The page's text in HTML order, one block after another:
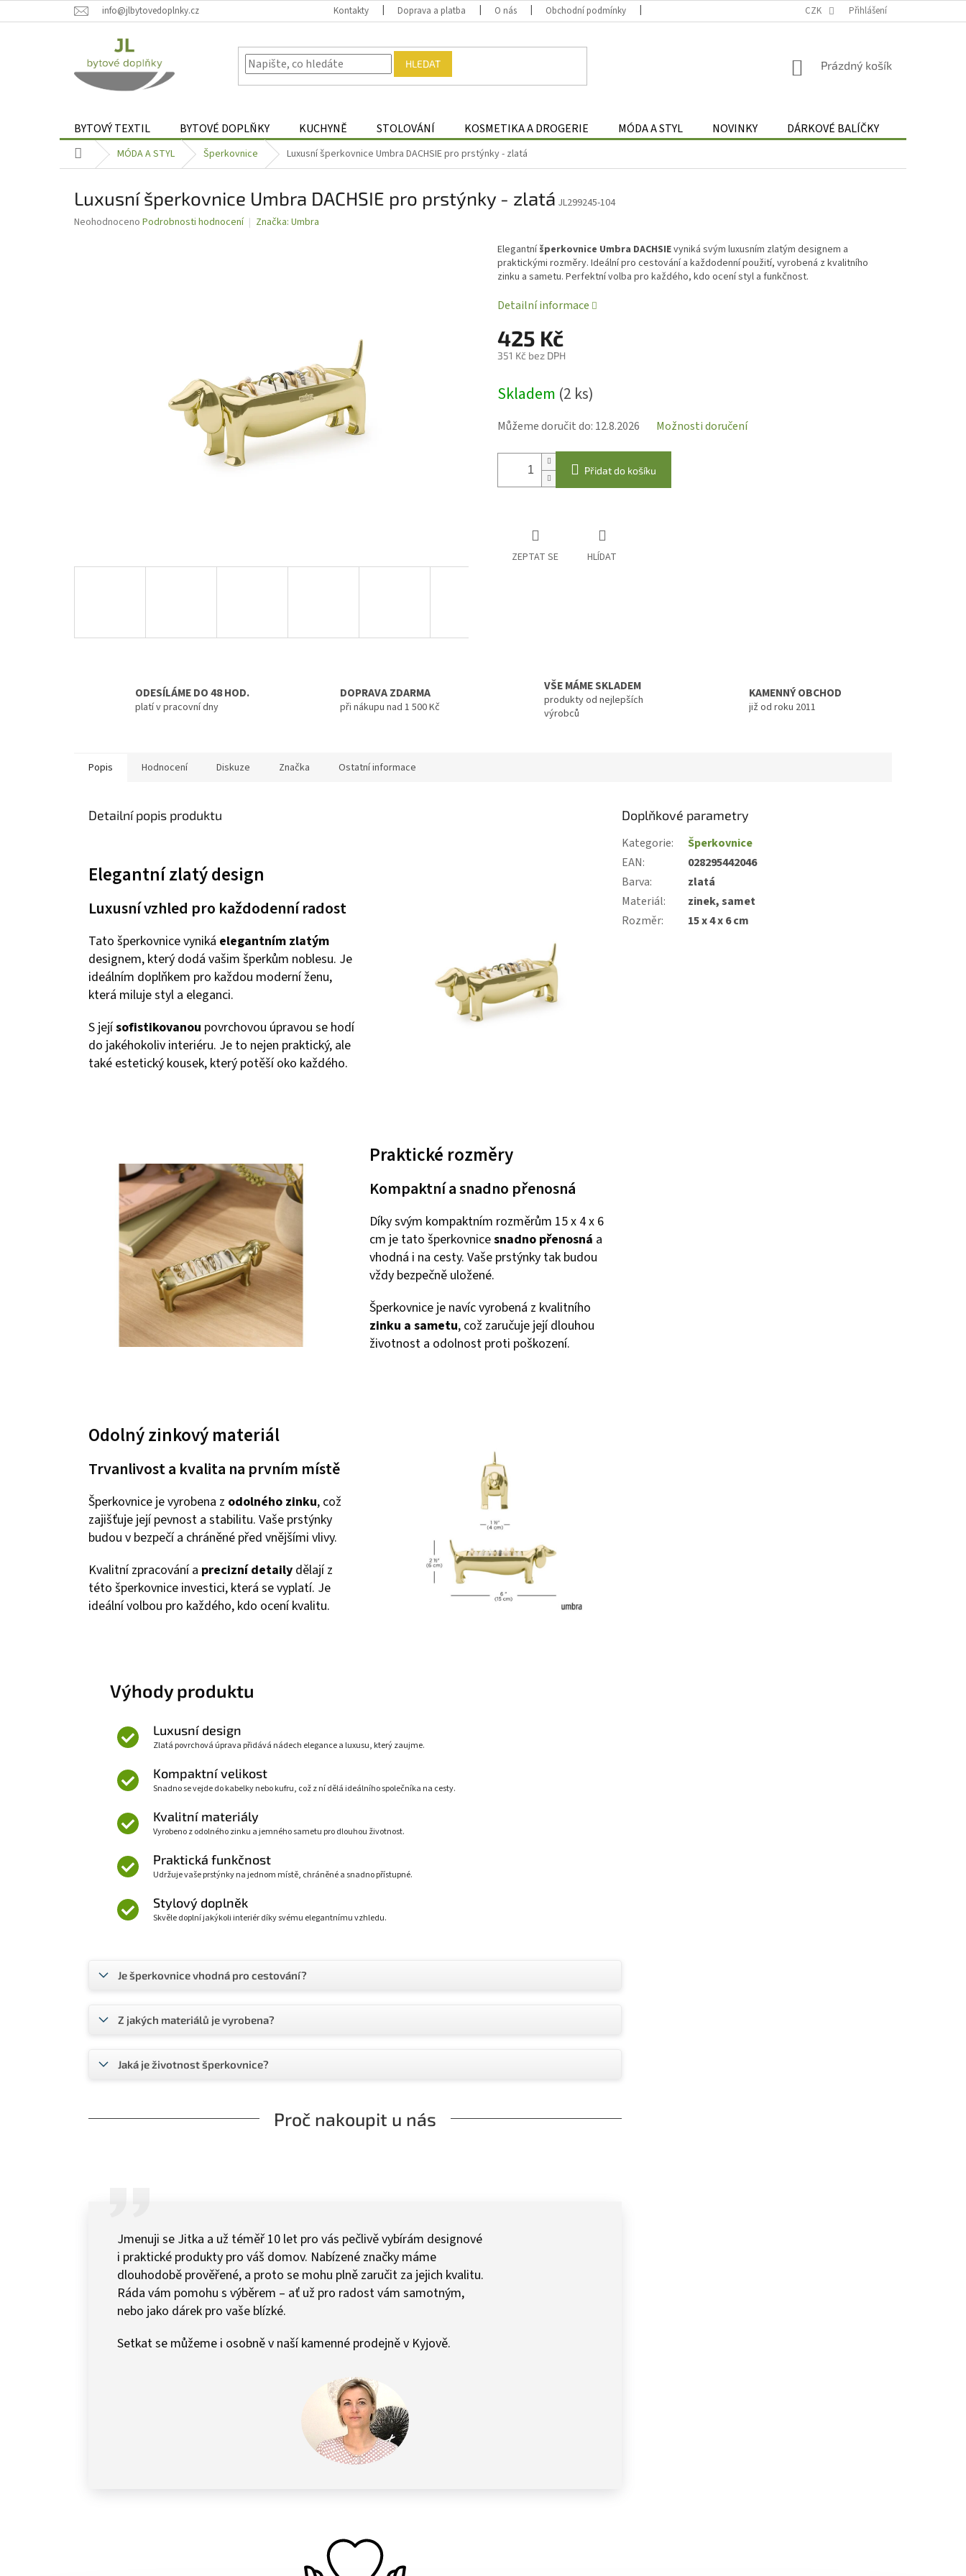
na
info@jlbytovedoplnky.cz Kontakty Doprava a platba O nás Obchodní podmínky Odstoupení od smlouvy
CZK Přihlášení
HLEDAT
NÁKUPNÍ
Prázdný košík
BYTOVÝ TEXTIL BYTOVÉ DOPLŇKY KUCHYNĚ STOLOVÁNÍ KOSMETIKA A DROGERIE MÓDA A STYL NOVINKY DÁRKOVÉ BALÍČKY
Domů MÓDA A STYL Šperkovnice Luxusní šperkovnice Umbra DACHSIE pro prstýnky - zlatá
Luxusní šperkovnice Umbra DACHSIE pro prstýnky - zlatá JL299245-104
Průměrné
Neohodnoceno Podrobnosti hodnocení Značka: Umbra
425 Kč
351 Kč bez DPH
cena:
Skladem (2 ks)
Můžeme doručit do: 12.8.2026 Možnosti doručení
Přidat do košíku
Elegantníšperkovnice Umbra DACHSIEvyniká svým luxusním zlatým designem a
praktickými rozměry. Ideální pro cestování a každodenní použití, vyrobená z kvalitního
zinku a sametu. Perfektní volba pro každého, kdo ocení styl a funkčnost.
Detailní informace
ZEPTAT SE HLÍDAT
ODESÍLÁME DO 48 HOD.
platí v pracovní dny
DOPRAVA ZDARMA
při nákupu nad 1 500 Kč
VŠE MÁME SKLADEM
produkty od nejlepších
výrobců
KAMENNÝ OBCHOD
již od roku 2011
Popis Hodnocení Diskuze Značka Ostatní informace
Detailní popis produktu
Elegantní zlatý design
Luxusní vzhled pro každodenní radost
Tato šperkovnice vyniká elegantním zlatým
designem, který dodá vašim šperkům noblesu. Je
ideálním doplňkem pro každou moderní ženu,
která miluje styl a eleganci.
S jejísofistikovanou povrchovou úpravou se hodí
do jakéhokoliv interiéru. Je to nejen praktický, ale
také estetický kousek, který potěší oko každého.
Praktické rozměry
Kompaktní a snadno přenosná
Díky svým kompaktním rozměrům 15 x 4 x 6
cm je tato šperkovnicesnadno přenosná a
vhodná i na cesty. Vaše prstýnky tak budou
vždy bezpečně uložené.
Šperkovnice je navíc vyrobená z kvalitního
zinku a sametu, což zaručuje její dlouhou
životnost a odolnost proti poškození.
Odolný zinkový materiál
Trvanlivost a kvalita na prvním místě
Šperkovnice je vyrobena z odolného zinku, což
zajišťuje její pevnost a stabilitu. Vaše prstýnky
budou v bezpečí a chráněné před vnějšími vlivy.
Kvalitní zpracování a precizní detaily dělají z
této šperkovnice investici, která se vyplatí. Je
ideální volbou pro každého, kdo ocení kvalitu.
Výhody produktu
Luxusní design
Zlatá povrchová úprava přidává nádech elegance a luxusu, který zaujme.
Kompaktní velikost
Snadno se vejde do kabelky nebo kufru, což z ní dělá ideálního společníka na cesty.
Kvalitní materiály
Vyrobeno z odolného zinku a jemného sametu pro dlouhou životnost.
Praktická funkčnost
Udržuje vaše prstýnky na jednom místě, chráněné a snadno přístupné.
Stylový doplněk
Skvěle doplní jakýkoli interiér díky svému elegantnímu vzhledu.
Je šperkovnice vhodná pro cestování?
Z jakých materiálů je vyrobena?
Jaká je životnost šperkovnice?
Proč nakoupit u nás
Jmenuji se Jitka a už téměř 10 let pro vás pečlivě vybírám designové
i praktické produkty pro váš domov. Nabízené značky máme
dlouhodobě prověřené, a proto se mohu plně zaručit za jejich kvalitu.
Ráda vám pomohu s výběrem – ať už pro radost vám samotným,
nebo jako dárek pro vaše blízké.
Setkat se můžeme i osobně v naší kamenné prodejně v Kyjově.
Doplňkové parametry
Kategorie:
Šperkovnice
EAN:
028295442046
Barva:
zlatá
Materiál:
zinek, samet
Rozměr: 15 x 4 x 6 cm